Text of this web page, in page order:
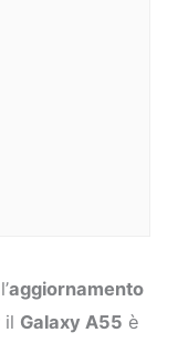
aggiornamento
il Galaxy A55 è